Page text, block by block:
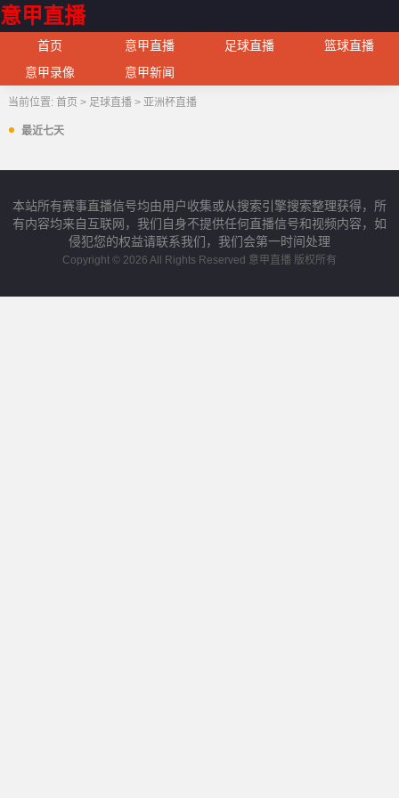
意甲直播
首页 意甲直播 足球直播
篮球直播
意甲录像
意甲新闻
当前位置: 首页 > 足球直播> 亚洲杯直播
最近七天
本站所有赛事直播信号均由用户收集或从搜索引擎搜索整理获得，所
有内容均来自互联网，我们自身不提供任何直播信号和视频内容，如
侵犯您的权益请联系我们，我们会第一时间处理
Copyright © 2026 All Rights Reserved 意甲直播 版权所有